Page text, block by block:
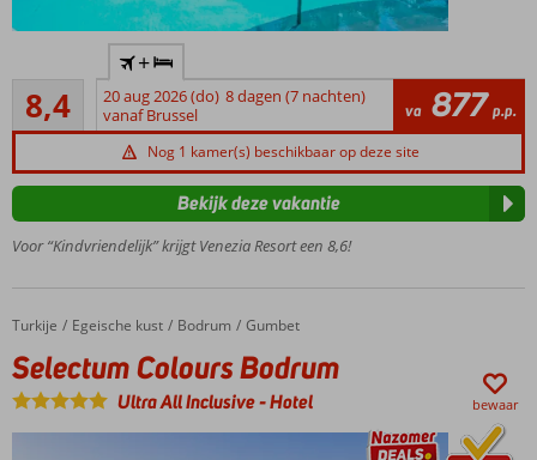
genieten!
Waterpark
glijbanen en
splashgedeelte
Boek een
kamer met
privézwembad
Fantastisch
gedeelte in
Marrakesh
8,4
Zeer goed
281
beoordelingen
+
20 aug 2026 (do) 8 dagen (7 nachten)
vanaf Brussel
va 877 p.p.
Nog 1 kamer(s) beschikbaar op deze site
Voor “Kindvriendelijk” krijgt Venezia Resort een 8,6!
Bekijk deze vakantie
Home
Turkije Egeische kust Bodrum Gumbet
Selectum Colours Bodrum
Selectum Colours Bodrum
Ultra All Inclusive-Hotel bewaar